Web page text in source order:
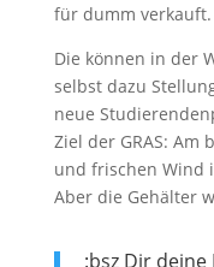
für dumm verkauft.
Die können in der
selbst dazu
neue
Ziel der GRAS: Am
und frischen Wind
Aber die Gehälter
:bsz Dir deine